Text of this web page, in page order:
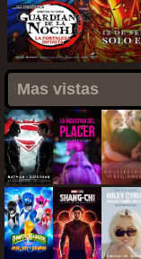
Mas vistas